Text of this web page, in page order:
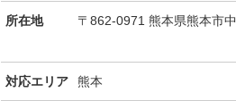
所在地 〒862-0971 熊本県熊本市
対応エリア 熊本